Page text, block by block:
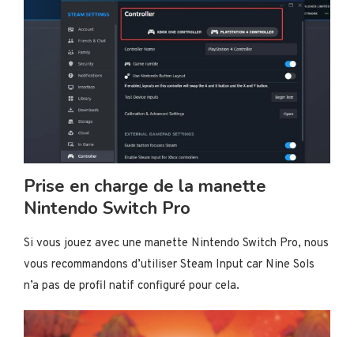
Prise en charge de la manette
Nintendo Switch Pro
Si vous jouez avec une manette Nintendo Switch Pro, nous
vous recommandons d’utiliser Steam Input car Nine Sols
n’a pas de profil natif configuré pour cela.